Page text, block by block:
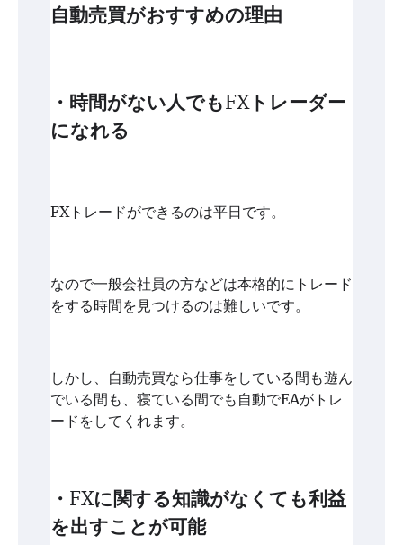
自動売買がおすすめの理由
・時間がない人でもFXトレーダー
になれる
FXトレードができるのは平日です。
なので一般会社員の方などは本格的にトレード
をする時間を見つけるのは難しいです。
しかし、自動売買なら仕事をしている間も遊ん
でいる間も、寝ている間でも自動でEAがトレ
ードをしてくれます。
・FXに関する知識がなくても利益
を出すことが可能